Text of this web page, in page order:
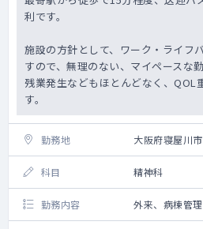
利です。
施設の方針として、ワーク・ライフ
すので、無理のない、マイペースな
残業発生などもほとんどなく、QOL
す。
勤務地 大阪府寝屋川市
科目 精神科
勤務内容 外来、病棟管理